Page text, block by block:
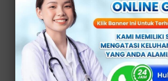
Setelah diagnosis,
pengobatan yang sesuai,
yang menjadi standar dalam